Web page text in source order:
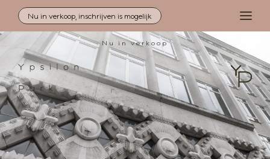
Nu in verkoop, inschrijven is mogelijk MENU
Inloggen Contact
Nu in verkoop